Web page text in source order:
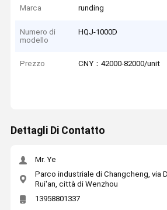
Marca runding
Numero di
modello
HQJ-1000D
Prezzo CNY：42000-82000/unit
Dettagli Di Contatto
Mr. Ye
Parco industriale di Changcheng, via
Rui'an, città di Wenzhou
13958801337